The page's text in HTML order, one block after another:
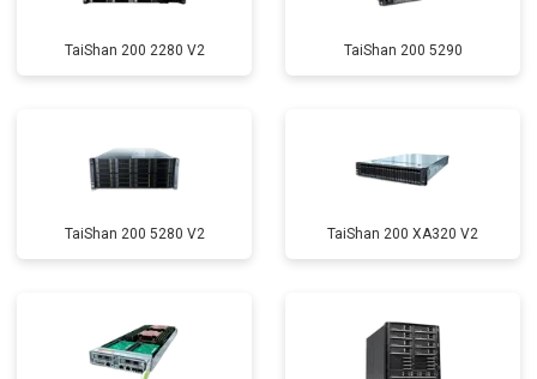
TaiShan 200 2280 V2 TaiShan 200 5290
TaiShan 200 5280 V2 TaiShan 200 XA320 V2